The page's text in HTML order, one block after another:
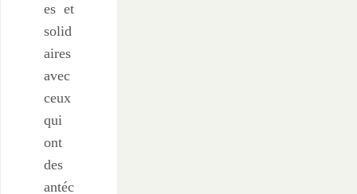
es et
solid
aires
avec
ceux
qui
ont
des
antéc